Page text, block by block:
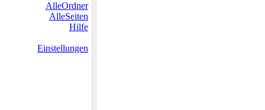
AlleOrdner
AlleSeiten
Hilfe
Einstellungen